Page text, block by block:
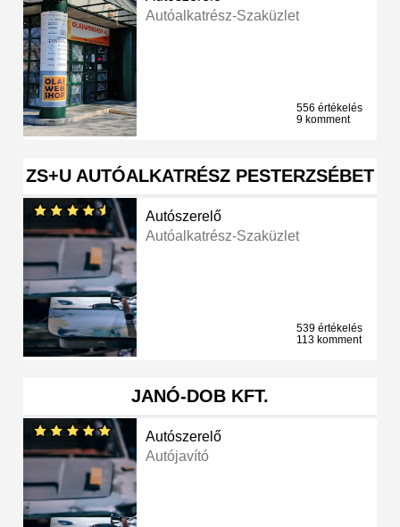
Autóalkatrész-Szaküzlet
556 értékelés
9 komment
ZS+U AUTÓALKATRÉSZ PESTERZSÉBET
Autószerelő
Autóalkatrész-Szaküzlet
539 értékelés
113 komment
JANÓ-DOB KFT.
Autószerelő
Autójavító